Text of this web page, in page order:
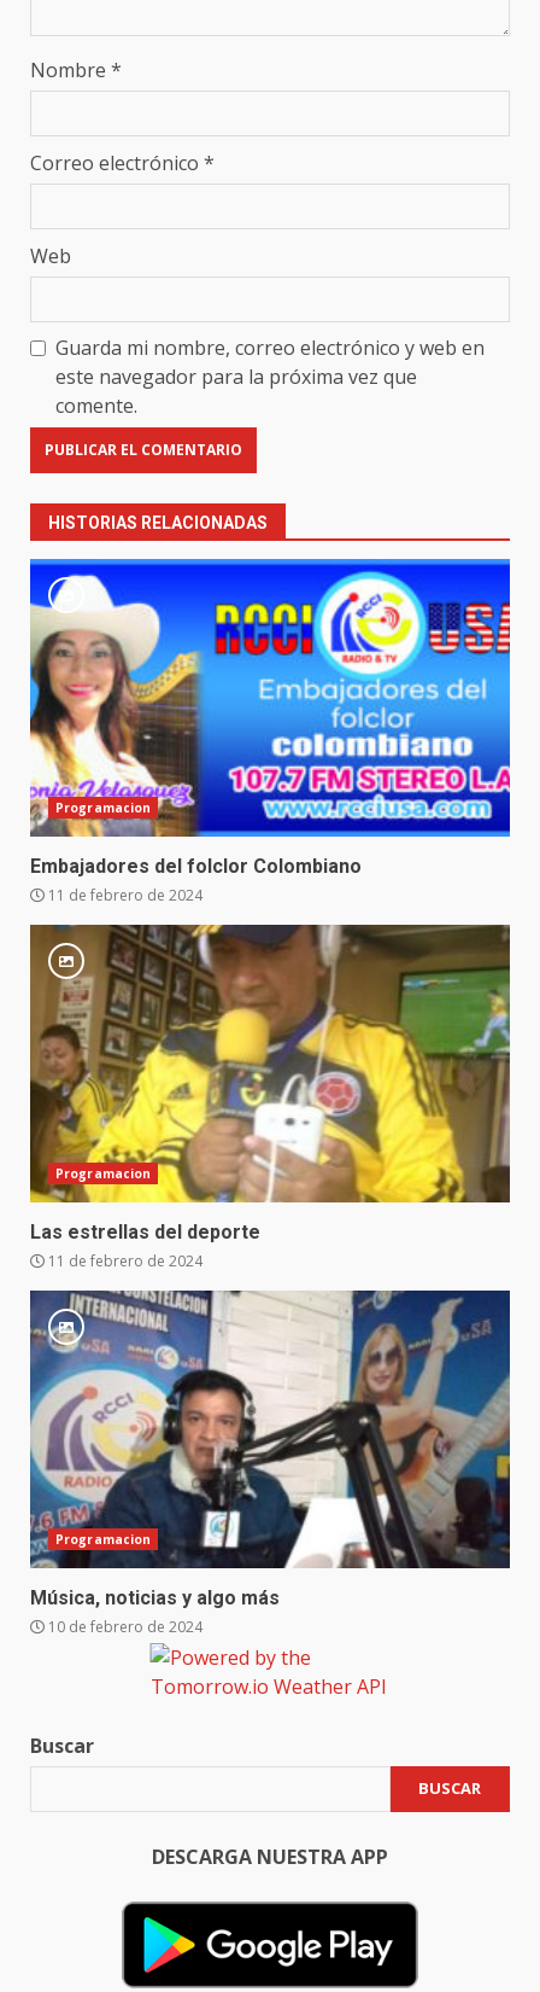
Nombre *
Correo electrónico *
Web
Guarda mi nombre, correo electrónico y web en
este navegador para la próxima vez que
comente.
HISTORIAS RELACIONADAS
Programacion
Embajadores del folclor Colombiano
11 de febrero de 2024
Programacion
Las estrellas del deporte
11 de febrero de 2024
Programacion
Música, noticias y algo más
10 de febrero de 2024
Buscar
BUSCAR
DESCARGA NUESTRA APP